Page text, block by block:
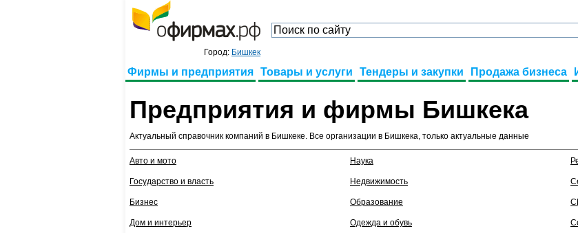
Город: Бишкек
Фирмы и предприятия Товары и услуги Тендеры и закупки Продажа бизнеса
Предприятия и фирмы Бишкека
Актуальный справочник компаний в Бишкеке. Все организации в Бишкека, только актуальные данные
Авто и мото
Государство и власть
Бизнес
Дом и интерьер
Наука
Недвижимость
Образование
Одежда и обувь